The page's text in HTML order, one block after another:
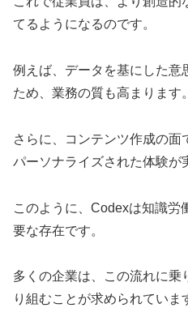
てるようになるのです。
例えば、データを基にした意
ため、業務の質も高まります。
さらに、コンテンツ作成の面
パーソナライズされた体験が
このように、Codexは知識労
要な存在です。
多くの企業は、この流れに乗
り組むことが求められていま